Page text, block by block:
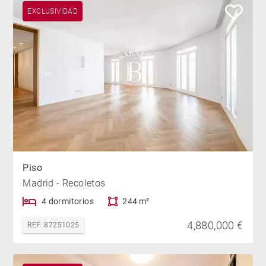
más prestigiosas de Madrid.
EXCLUSIVIDAD
Piso
Madrid - Recoletos
4 dormitorios 244 m²
REF. 87251025 4,880,000 €